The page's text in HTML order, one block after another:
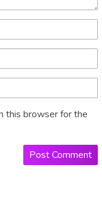
this browser for the